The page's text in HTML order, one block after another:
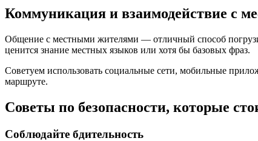
Коммуникация и взаимодействие с
Общение с местными жителями — отличный способ
ценится знание местных языков или хотя бы базовых фраз.
Советуем использовать социальные сети, мобильные
маршруте.
Советы по безопасности, которые
Соблюдайте бдительность